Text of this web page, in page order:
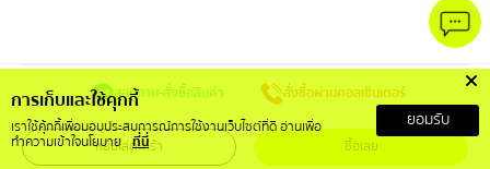
สอบถาม-สั่งซื้อสินค้า สั่งซื้อผ่านคอลเซ็นเตอร์
หยิบใส่ตะกร้า ซื้อเลย
การเก็บและใช้คุกกี้
เราใช้คุ้กกี้เพื่อมอบประสบการณ์การใช้งานเว็บไซต์ที่ดี อ่านเพื่อ
ทำความเข้าใจนโยบาย ที่นี่
ยอมรับ